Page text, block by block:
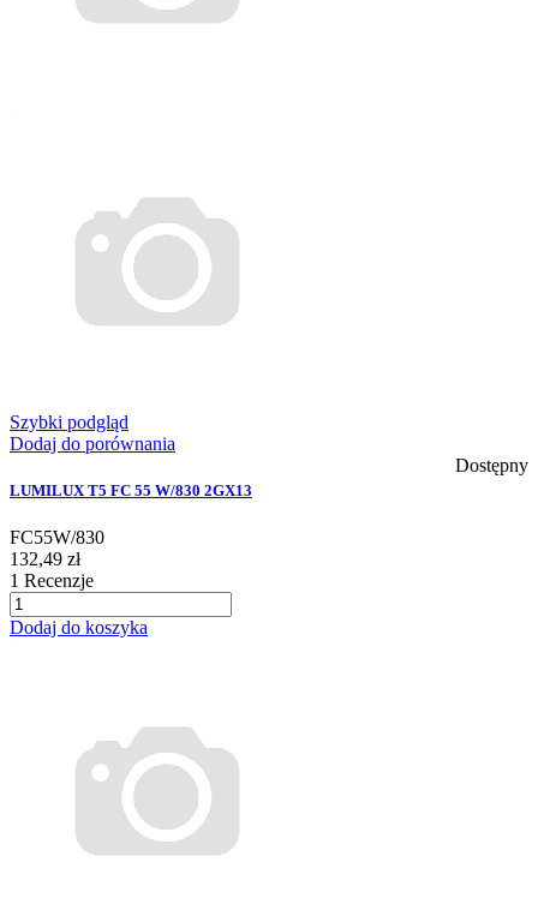
Szybki podgląd
Dodaj do porównania
Dostępny
LUMILUX T5 FC 55 W/830 2GX13
FC55W/830
132,49 zł
1 Recenzje
Dodaj do koszyka